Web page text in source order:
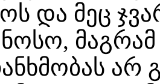
და მეც